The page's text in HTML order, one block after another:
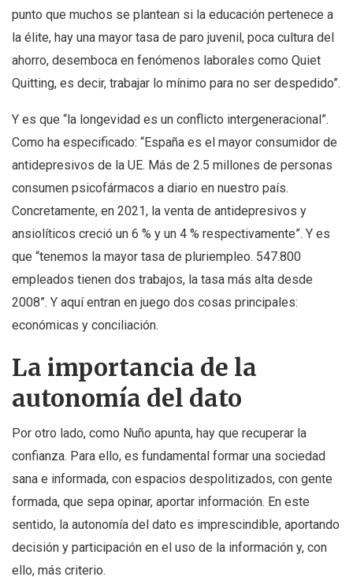
punto que muchos se plantean si la educación pertenece a
la élite, hay una mayor tasa de paro juvenil, poca cultura del
ahorro, desemboca en fenómenos laborales como Quiet
Quitting, es decir, trabajar lo mínimo para no ser despedido”.
Y es que “la longevidad es un conflicto intergeneracional”.
Como ha especificado: “España es el mayor consumidor de
antidepresivos de la UE. Más de 2.5 millones de personas
consumen psicofármacos a diario en nuestro país.
Concretamente, en 2021, la venta de antidepresivos y
ansiolíticos creció un 6 % y un 4 % respectivamente”. Y es
que “tenemos la mayor tasa de pluriempleo. 547.800
empleados tienen dos trabajos, la tasa más alta desde
2008”. Y aquí entran en juego dos cosas principales:
económicas y conciliación.
La importancia de la
autonomía del dato
Por otro lado, como Nuño apunta, hay que recuperar la
confianza. Para ello, es fundamental formar una sociedad
sana e informada, con espacios despolitizados, con gente
formada, que sepa opinar, aportar información. En este
sentido, la autonomía del dato es imprescindible, aportando
decisión y participación en el uso de la información y, con
ello, más criterio.